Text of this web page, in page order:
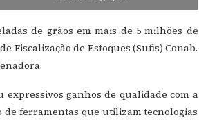
de grãos em mais de 5 milhões de
Fiscalização de Estoques (Sufis) Conab.
ganhos de qualidade com a
de ferramentas que utilizam tecnologias